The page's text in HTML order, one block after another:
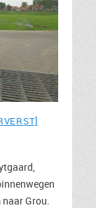
Grou.